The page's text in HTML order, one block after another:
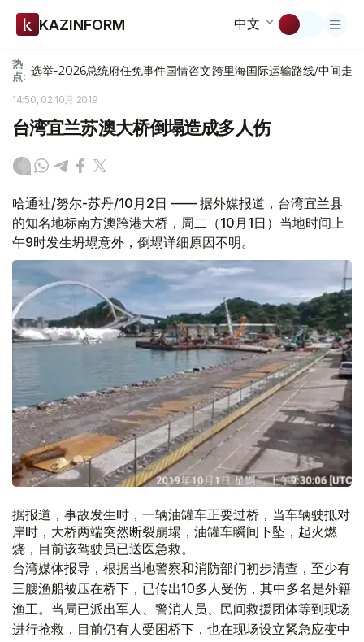
KAZINFORM 中文
热
点: 选举-2026总统府任免事件国情咨文跨里海国际运输路线/中间走廊
14:50, 02 10月 2019
台湾宜兰苏澳大桥倒塌造成多人伤
哈通社/努尔-苏丹/10月2日 —— 据外媒报道，台湾宜兰县
的知名地标南方澳跨港大桥，周二（10月1日）当地时间上
午9时发生坍塌意外，倒塌详细原因不明。
据报道，事故发生时，一辆油罐车正要过桥，当车辆驶抵对
岸时，大桥两端突然断裂崩塌，油罐车瞬间下坠，起火燃
烧，目前该驾驶员已送医急救。
台湾媒体报导，根据当地警察和消防部门初步清查，至少有
三艘渔船被压在桥下，已传出10多人受伤，其中多名是外籍
渔工。当局已派出军人、警消人员、民间救援团体等到现场
进行抢救，目前仍有人受困桥下，也在现场设立紧急应变中